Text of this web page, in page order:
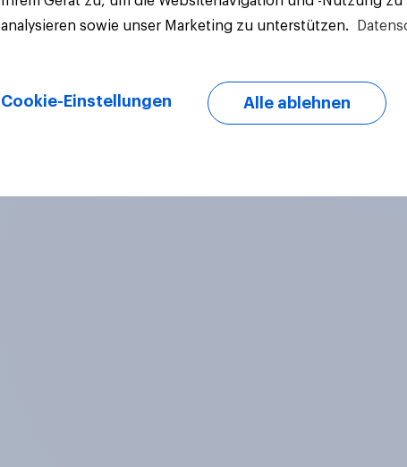
analysieren sowie unser Marketing zu unterstützen.
Cookie-Einstellungen Alle ablehnen